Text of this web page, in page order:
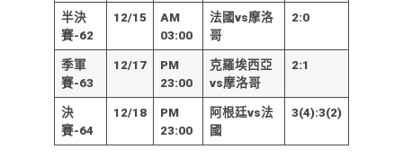
半決
賽-62
12/15
AM
03:00
法國vs摩洛
哥
2:0
季軍
賽-63
12/17
PM
23:00
克羅埃西亞
vs摩洛哥
2:1
決
賽-64
12/18
PM
23:00
阿根廷vs法
國
3(4):3(2)